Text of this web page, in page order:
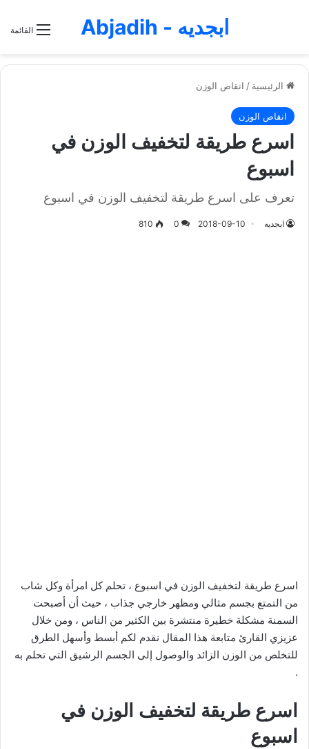
القائمة ابجديه - Abjadih
الرئيسية / انقاص الوزن
انقاص الوزن
اسرع طريقة لتخفيف الوزن في
اسبوع
تعرف على اسرع طريقة لتخفيف الوزن في اسبوع
ابجديه 2018-09-10
0
810
اسرع طريقة لتخفيف الوزن في اسبوع ، تحلم كل امرأة وكل شاب
من التمتع بجسم مثالي ومظهر خارجي جذاب ، حيث أن أصبحت
السمنة مشكلة خطيرة منتشرة بين الكثير من الناس ، ومن خلال
عزيزي القارئ متابعة هذا المقال نقدم لكم أبسط وأسهل الطرق
للتخلص من الوزن الزائد والوصول إلى الجسم الرشيق التي تحلم به
.
اسرع طريقة لتخفيف الوزن في
اسبوع